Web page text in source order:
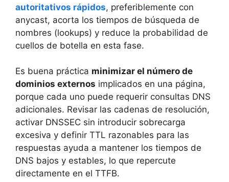
autoritativos rápidos, preferiblemente con
anycast, acorta los tiempos de búsqueda de
nombres (lookups) y reduce la probabilidad de
cuellos de botella en esta fase.
Es buena práctica minimizar el número de
dominios externos implicados en una página,
porque cada uno puede requerir consultas DNS
adicionales. Revisar las cadenas de resolución,
activar DNSSEC sin introducir sobrecarga
excesiva y definir TTL razonables para las
respuestas ayuda a mantener los tiempos de
DNS bajos y estables, lo que repercute
directamente en el TTFB.